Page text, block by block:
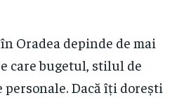
Oradea depinde de mai
care bugetul, stilul de
Dacă îți dorești